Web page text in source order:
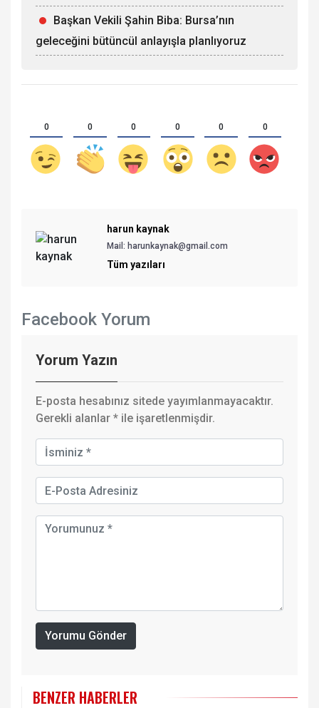
Başkan Vekili Şahin Biba: Bursa’nın
geleceğini bütüncül anlayışla planlıyoruz
0 0 0 0 0 0
harun kaynak
Mail: harunkaynak@gmail.com
Tüm yazıları
Facebook Yorum
Yorum Yazın
E-posta hesabınız sitede yayımlanmayacaktır.
Gerekli alanlar * ile işaretlenmişdir.
Yorumu Gönder
BENZER HABERLER